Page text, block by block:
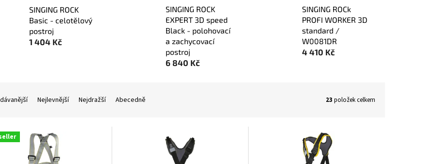
SINGING ROCK
Basic - celotělový
postroj
1 404 Kč
SINGING ROCK
EXPERT 3D speed
Black - polohovací
a zachycovací
postroj
6 840 Kč
SINGING ROCk
PROFI WORKER 3D
standard /
W0081DR
4 410 Kč
Nejlevnější Nejdražší Abecedně 23 položek celkem